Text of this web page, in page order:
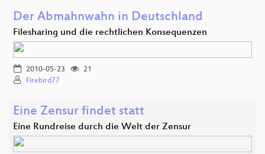
Der Abmahnwahn in Deutschland
Filesharing und die rechtlichen Konsequenzen
2010-05-23
21
Firebird77
Eine Zensur findet statt
Eine Rundreise durch die Welt der Zensur